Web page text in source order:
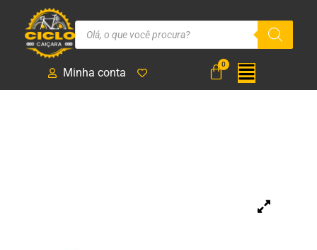
Minha conta